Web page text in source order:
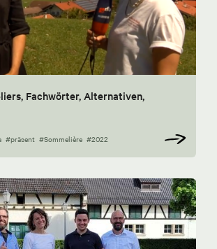
Fachwörter, Alternativen,
#präsent #Sommelière #2022